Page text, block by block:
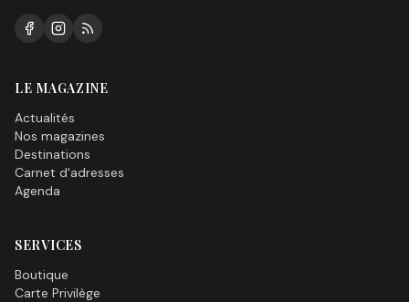
LE MAGAZINE
Actualités
Nos magazines
Destinations
Carnet d'adresses
Agenda
SERVICES
Boutique
Carte Privilège